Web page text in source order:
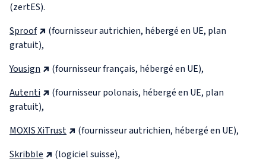
(zertES).
Sproof
(fournisseur autrichien, hébergé en UE, plan
gratuit),
Yousign
(fournisseur français, hébergé en UE),
Autenti
(fournisseur polonais, hébergé en UE, plan
gratuit),
MOXIS XiTrust
(fournisseur autrichien, hébergé en UE),
Skribble
(logiciel suisse),